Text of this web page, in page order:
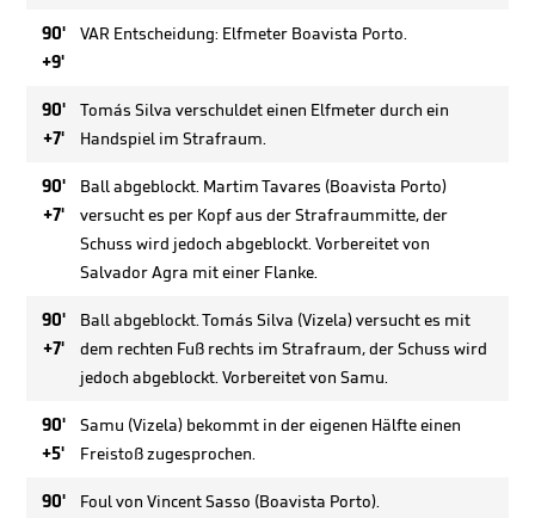
90'
+9'
VAR Entscheidung: Elfmeter Boavista Porto.
90'
+7'
Tomás Silva verschuldet einen Elfmeter durch ein
Handspiel im Strafraum.
90'
+7'
Ball abgeblockt. Martim Tavares (Boavista Porto)
versucht es per Kopf aus der Strafraummitte, der
Schuss wird jedoch abgeblockt. Vorbereitet von
Salvador Agra mit einer Flanke.
90'
+7'
Ball abgeblockt. Tomás Silva (Vizela) versucht es mit
dem rechten Fuß rechts im Strafraum, der Schuss wird
jedoch abgeblockt. Vorbereitet von Samu.
90'
+5'
Samu (Vizela) bekommt in der eigenen Hälfte einen
Freistoß zugesprochen.
90'
Foul von Vincent Sasso (Boavista Porto).